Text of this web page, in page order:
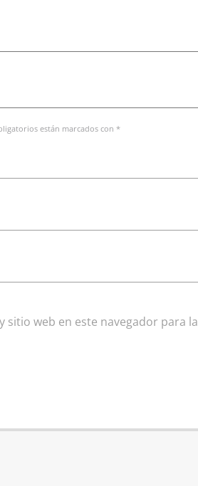
están marcados con *
web en este navegador para la